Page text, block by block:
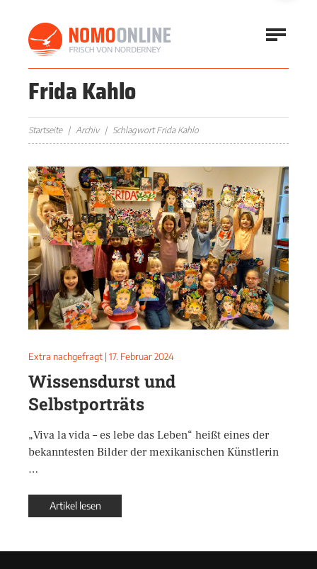
Frida Kahlo
Startseite Archiv Schlagwort Frida Kahlo
Extra nachgefragt | 17. Februar 2024
Wissensdurst und
Selbstporträts
„Viva la vida – es lebe das Leben“ heißt eines der
bekanntesten Bilder der mexikanischen Künstlerin
…
Artikel lesen